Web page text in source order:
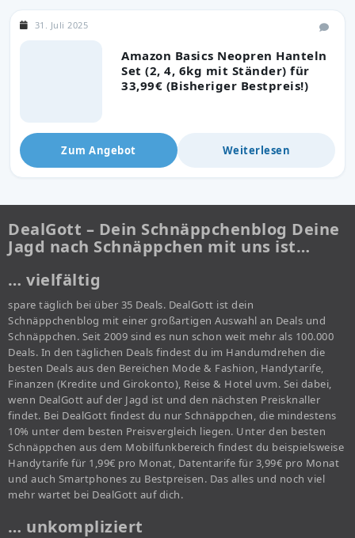
Amazon Basics Neopren Hanteln
Set (2, 4, 6kg mit Ständer) für
33,99€ (Bisheriger Bestpreis!)
31. Juli 2025
Zum Angebot Weiterlesen
DealGott – Dein Schnäppchenblog Deine
Jagd nach Schnäppchen mit uns ist…
… vielfältig
spare täglich bei über 35 Deals. DealGott ist dein
Schnäppchenblog mit einer großartigen Auswahl an Deals und
Schnäppchen. Seit 2009 sind es nun schon weit mehr als 100.000
Deals. In den täglichen Deals findest du im Handumdrehen die
besten Deals aus den Bereichen Mode & Fashion, Handytarife,
Finanzen (Kredite und Girokonto), Reise & Hotel uvm. Sei dabei,
wenn DealGott auf der Jagd ist und den nächsten Preisknaller
findet. Bei DealGott findest du nur Schnäppchen, die mindestens
10% unter dem besten Preisvergleich liegen. Unter den besten
Schnäppchen aus dem Mobilfunkbereich findest du beispielsweise
Handytarife für 1,99€ pro Monat, Datentarife für 3,99€ pro Monat
und auch Smartphones zu Bestpreisen. Das alles und noch viel
mehr wartet bei DealGott auf dich.
… unkompliziert